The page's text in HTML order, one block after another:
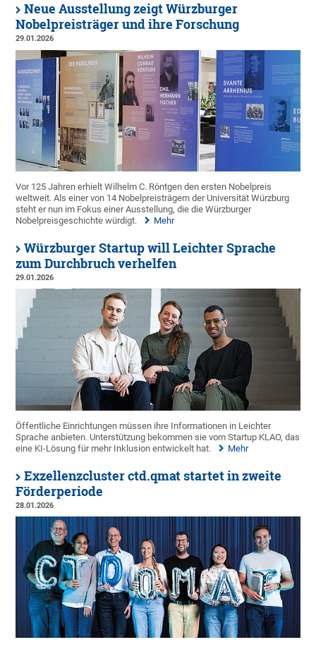
Neue Ausstellung zeigt Würzburger
Nobelpreisträger und ihre Forschung
29.01.2026
Vor 125 Jahren erhielt Wilhelm C. Röntgen den ersten Nobelpreis
weltweit. Als einer von 14 Nobelpreisträgern der Universität Würzburg
steht er nun im Fokus einer Ausstellung, die die Würzburger
Nobelpreisgeschichte würdigt.
Mehr
Würzburger Startup will Leichter Sprache
zum Durchbruch verhelfen
29.01.2026
Öffentliche Einrichtungen müssen ihre Informationen in Leichter
Sprache anbieten. Unterstützung bekommen sie vom Startup KLAO, das
eine KI-Lösung für mehr Inklusion entwickelt hat.
Mehr
Exzellenzcluster ctd.qmat startet in zweite
Förderperiode
28.01.2026